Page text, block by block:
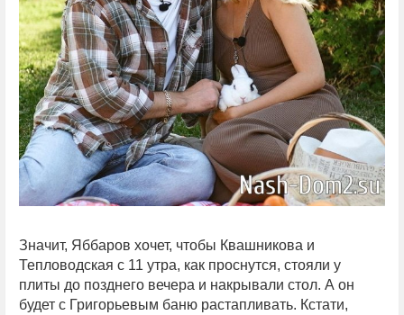
Значит, Яббаров хочет, чтобы Квашникова и
Тепловодская с 11 утра, как проснутся, стояли у
плиты до позднего вечера и накрывали стол. А он
будет с Григорьевым баню растапливать. Кстати,